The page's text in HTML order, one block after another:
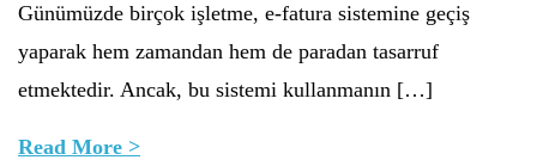
Günümüzde birçok işletme, e-fatura sistemine geçiş
yaparak hem zamandan hem de paradan tasarruf
etmektedir. Ancak, bu sistemi kullanmanın […]
Read More >